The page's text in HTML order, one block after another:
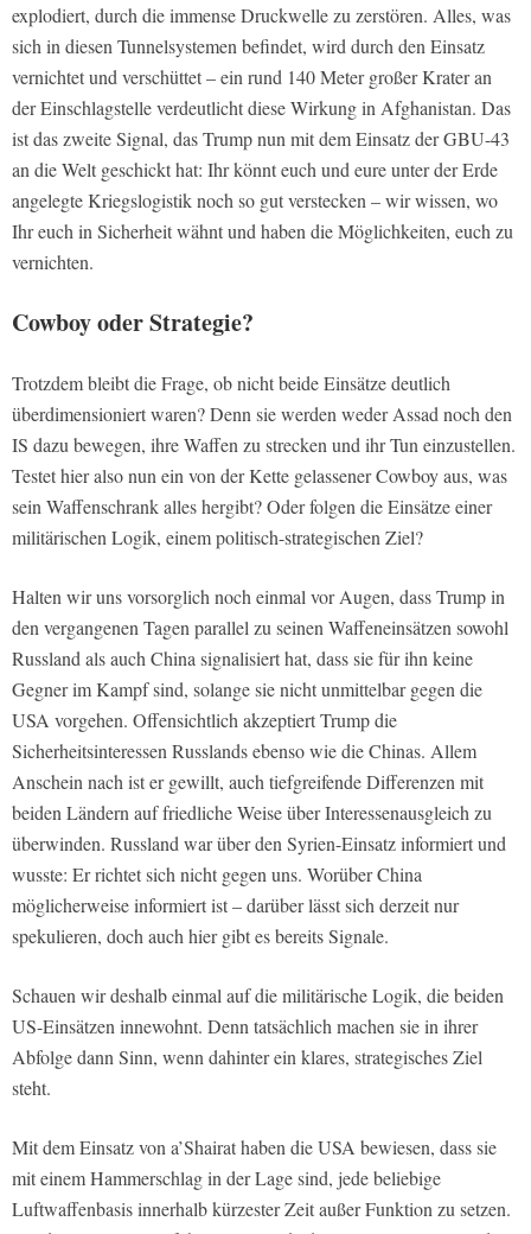
explodiert, durch die immense Druckwelle zu zerstören. Alles, was
sich in diesen Tunnelsystemen befindet, wird durch den Einsatz
vernichtet und verschüttet – ein rund 140 Meter großer Krater an
der Einschlagstelle verdeutlicht diese Wirkung in Afghanistan. Das
ist das zweite Signal, das Trump nun mit dem Einsatz der GBU-43
an die Welt geschickt hat: Ihr könnt euch und eure unter der Erde
angelegte Kriegslogistik noch so gut verstecken – wir wissen, wo
Ihr euch in Sicherheit wähnt und haben die Möglichkeiten, euch zu
vernichten.
Cowboy oder Strategie?
Trotzdem bleibt die Frage, ob nicht beide Einsätze deutlich
überdimensioniert waren? Denn sie werden weder Assad noch den
IS dazu bewegen, ihre Waffen zu strecken und ihr Tun einzustellen.
Testet hier also nun ein von der Kette gelassener Cowboy aus, was
sein Waffenschrank alles hergibt? Oder folgen die Einsätze einer
militärischen Logik, einem politisch-strategischen Ziel?
Halten wir uns vorsorglich noch einmal vor Augen, dass Trump in
den vergangenen Tagen parallel zu seinen Waffeneinsätzen sowohl
Russland als auch China signalisiert hat, dass sie für ihn keine
Gegner im Kampf sind, solange sie nicht unmittelbar gegen die
USA vorgehen. Offensichtlich akzeptiert Trump die
Sicherheitsinteressen Russlands ebenso wie die Chinas. Allem
Anschein nach ist er gewillt, auch tiefgreifende Differenzen mit
beiden Ländern auf friedliche Weise über Interessenausgleich zu
überwinden. Russland war über den Syrien-Einsatz informiert und
wusste: Er richtet sich nicht gegen uns. Worüber China
möglicherweise informiert ist – darüber lässt sich derzeit nur
spekulieren, doch auch hier gibt es bereits Signale.
Schauen wir deshalb einmal auf die militärische Logik, die beiden
US-Einsätzen innewohnt. Denn tatsächlich machen sie in ihrer
Abfolge dann Sinn, wenn dahinter ein klares, strategisches Ziel
steht.
Mit dem Einsatz von a’Shairat haben die USA bewiesen, dass sie
mit einem Hammerschlag in der Lage sind, jede beliebige
Luftwaffenbasis innerhalb kürzester Zeit außer Funktion zu setzen.